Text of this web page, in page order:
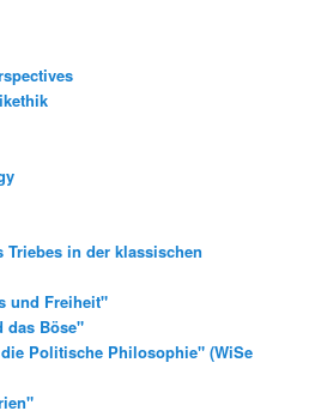
in der klassischen
und Freiheit"
das Böse"
Politische Philosophie" (WiSe